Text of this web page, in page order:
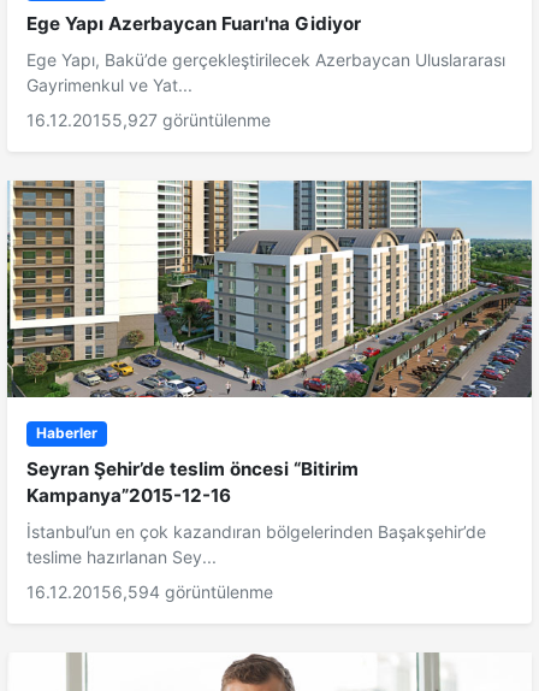
Ege Yapı Azerbaycan Fuarı'na Gidiyor
Ege Yapı, Bakü’de gerçekleştirilecek Azerbaycan Uluslararası
Gayrimenkul ve Yat...
16.12.20155,927 görüntülenme
Haberler
Seyran Şehir’de teslim öncesi “Bitirim
Kampanya”2015-12-16
İstanbul’un en çok kazandıran bölgelerinden Başakşehir’de
teslime hazırlanan Sey...
16.12.20156,594 görüntülenme